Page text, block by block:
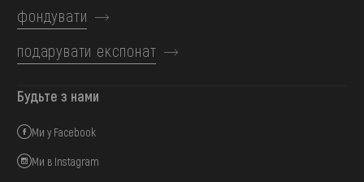
фондувати
подарувати експонат
Будьте з нами
Ми у Facebook
Ми в Instagram